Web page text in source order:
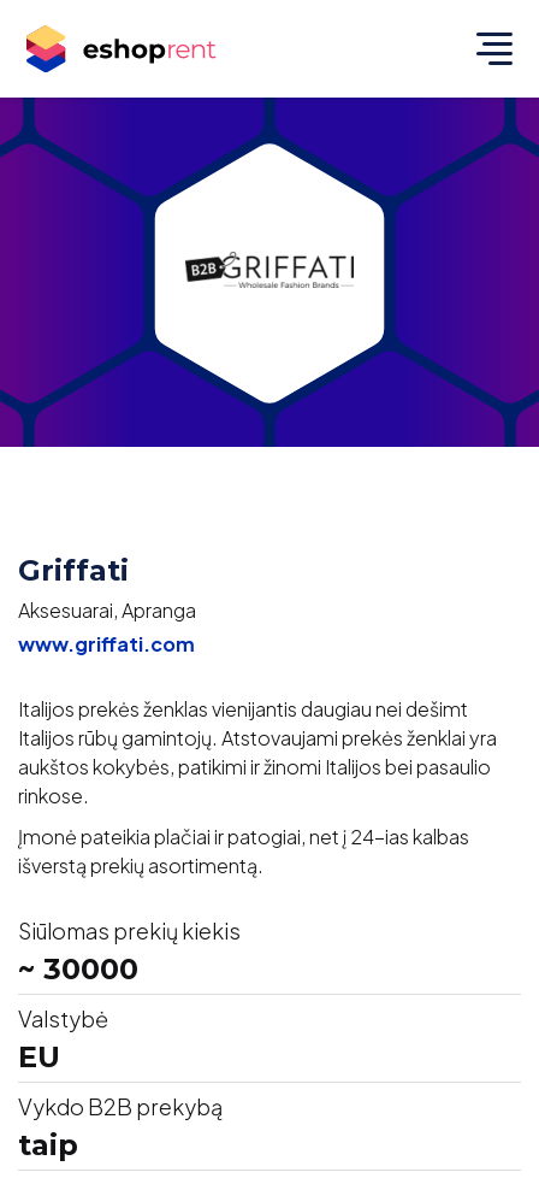
Griffati
Aksesuarai, Apranga
www.griffati.com
Italijos prekės ženklas vienijantis daugiau nei dešimt
Italijos rūbų gamintojų. Atstovaujami prekės ženklai yra
aukštos kokybės, patikimi ir žinomi Italijos bei pasaulio
rinkose.
Įmonė pateikia plačiai ir patogiai, net į 24-ias kalbas
išverstą prekių asortimentą.
Siūlomas prekių kiekis
~ 30000
Valstybė
EU
Vykdo B2B prekybą
taip